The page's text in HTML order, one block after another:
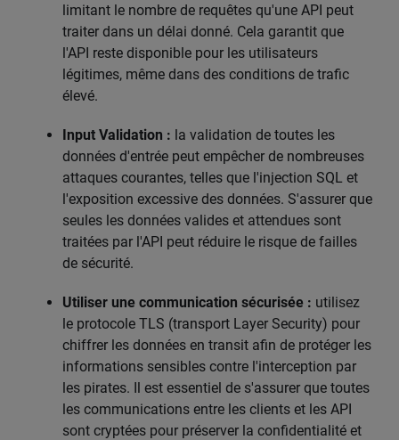
limitant le nombre de requêtes qu'une API peut
traiter dans un délai donné. Cela garantit que
l'API reste disponible pour les utilisateurs
légitimes, même dans des conditions de trafic
élevé.
Input Validation : la validation de toutes les
données d'entrée peut empêcher de nombreuses
attaques courantes, telles que l'injection SQL et
l'exposition excessive des données. S'assurer que
seules les données valides et attendues sont
traitées par l'API peut réduire le risque de failles
de sécurité.
Utiliser une communication sécurisée : utilisez
le protocole TLS (transport Layer Security) pour
chiffrer les données en transit afin de protéger les
informations sensibles contre l'interception par
les pirates. Il est essentiel de s'assurer que toutes
les communications entre les clients et les API
sont cryptées pour préserver la confidentialité et